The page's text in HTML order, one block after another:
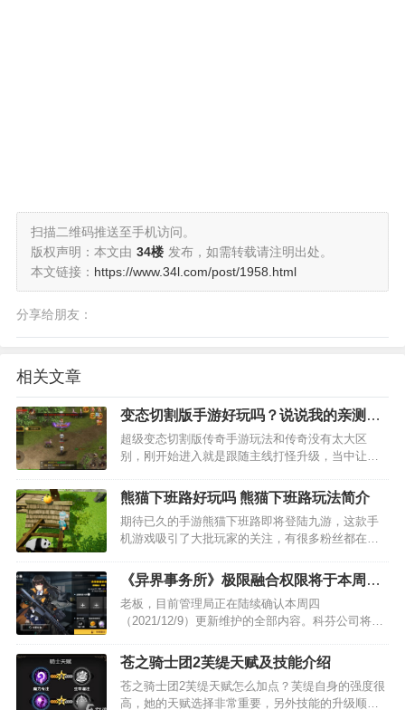
扫描二维码推送至手机访问。
版权声明：本文由 34楼 发布，如需转载请注明出处。
本文链接： https://www.34l.com/post/1958.html
分享给朋友：
相关文章
变态切割版手游好玩吗？说说我的亲测体
验感想吧
超级变态切割版传奇手游玩法和传奇没有太大区
别，刚开始进入就是跟随主线打怪升级，当中让自
就是有很多变态的伤害和敌人，让我们玩起来更加
的带劲。这款手游如果大家无聊可以玩下，在上面
可以挂机打怪升级，也可…
熊猫下班路好玩吗 熊猫下班路玩法简介
期待已久的手游熊猫下班路即将登陆九游，这款手
机游戏吸引了大批玩家的关注，有很多粉丝都在问
玩？现在就为大家来简单分析下，看看这款游戏的
玩法特点和游戏剧情介绍。 1、熊猫下班路简要评
析： 扮演一名…
《异界事务所》极限融合权限将于本周解
禁
老板，目前管理局正在陆续确认本周四
（2021/12/9）更新维护的全部内容。科芬公司将陆
报。 本周更新维护后，系统将载入新的模块——“极
限融合”，可以帮助老板突破员工等级上限到110
级，深度挖…
苍之骑士团2芙缇天赋及技能介绍
苍之骑士团2芙缇天赋怎么加点？芙缇自身的强度很
高，她的天赋选择非常重要，另外技能的升级顺序